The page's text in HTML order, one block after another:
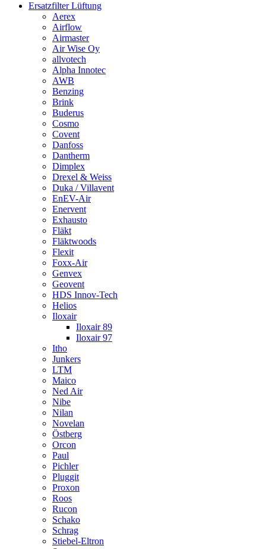
Ersatzfilter Lüftung
Aerex
Airflow
Airmaster
Air Wise Oy
allvotech
Alpha Innotec
AWB
Benzing
Brink
Buderus
Cosmo
Covent
Danfoss
Dantherm
Dimplex
Drexel & Weiss
Duka / Villavent
EnEV-Air
Enervent
Exhausto
Fläkt
Fläktwoods
Flexit
Foxx-Air
Genvex
Geovent
HDS Innov-Tech
Helios
Iloxair
Iloxair 89
Iloxair 97
Itho
Junkers
LTM
Maico
Ned Air
Nibe
Nilan
Novelan
Östberg
Orcon
Paul
Pichler
Pluggit
Proxon
Roos
Rucon
Schako
Schrag
Stiebel-Eltron